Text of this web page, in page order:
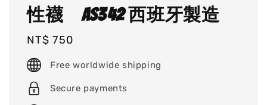
性襪 AS342 西班牙製造
Regular
price
NT$ 750
Free worldwide shipping
Secure payments